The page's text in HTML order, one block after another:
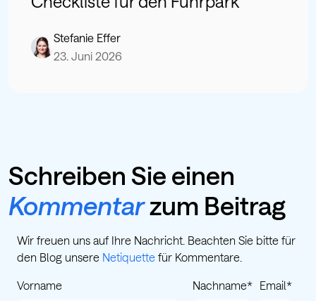
Stefanie Effer
23. Juni 2026
Schreiben Sie einen
Kommentarzum Beitrag
Wir freuen uns auf Ihre Nachricht. Beachten Sie bitte für
den Blog unsere Netiquette für Kommentare.
Vorname Nachname* Email*